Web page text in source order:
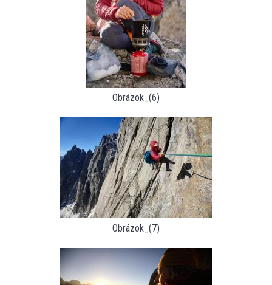
Obrázok_(6)
Obrázok_(7)